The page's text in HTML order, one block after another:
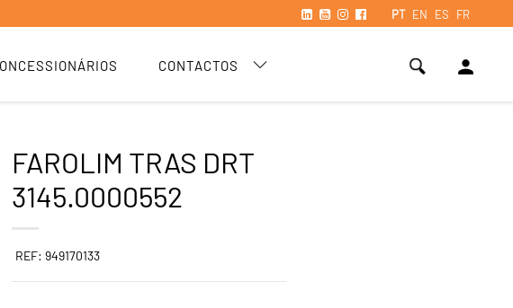
PT EN ES FR
CONTACTOS person
FAROLIM TRAS DRT
3145.0000552
REF: 949170133